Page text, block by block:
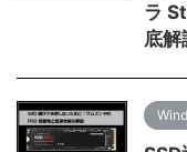
ラ
底解